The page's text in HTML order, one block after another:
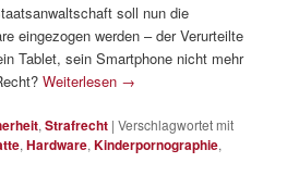
soll nun die
eingezogen werden – der Verurteilte
Tablet, sein Smartphone nicht mehr
Weiterlesen →
,Strafrecht |Verschlagwortet mit
,Hardware,Kinderpornographie,